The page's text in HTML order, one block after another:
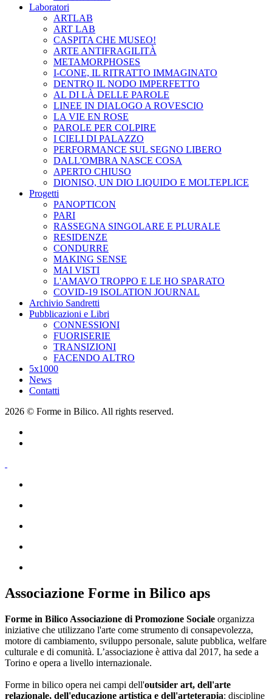
Laboratori
ARTLAB
ART LAB
CASPITA CHE MUSEO!
ARTE ANTIFRAGILITÀ
METAMORPHOSES
I-CONE, IL RITRATTO IMMAGINATO
DENTRO IL NODO IMPERFETTO
AL DI LÀ DELLE PAROLE
LINEE IN DIALOGO A ROVESCIO
LA VIE EN ROSE
PAROLE PER COLPIRE
I CIELI DI PALAZZO
PERFORMANCE SUL SEGNO LIBERO
DALL'OMBRA NASCE COSA
APERTO CHIUSO
DIONISO, UN DIO LIQUIDO E MOLTEPLICE
Progetti
PANOPTICON
PARI
RASSEGNA SINGOLARE E PLURALE
RESIDENZE
CONDURRE
MAKING SENSE
MAI VISTI
L'AMAVO TROPPO E LE HO SPARATO
COVID-19 ISOLATION JOURNAL
Archivio Sandretti
Pubblicazioni e Libri
CONNESSIONI
FUORISERIE
TRANSIZIONI
FACENDO ALTRO
5x1000
News
Contatti
2026 © Forme in Bilico. All rights reserved.
Associazione Forme in Bilico aps
Forme in Bilico Associazione di Promozione Sociale organizza
iniziative che utilizzano l'arte come strumento di consapevolezza,
motore di cambiamento, sviluppo personale, salute pubblica, welfare
culturale e di comunità. L’associazione è attiva dal 2017, ha sede a
Torino e opera a livello internazionale.
Forme in bilico opera nei campi dell'outsider art, dell'arte
relazionale, dell'educazione artistica e dell'arteterapia: discipline